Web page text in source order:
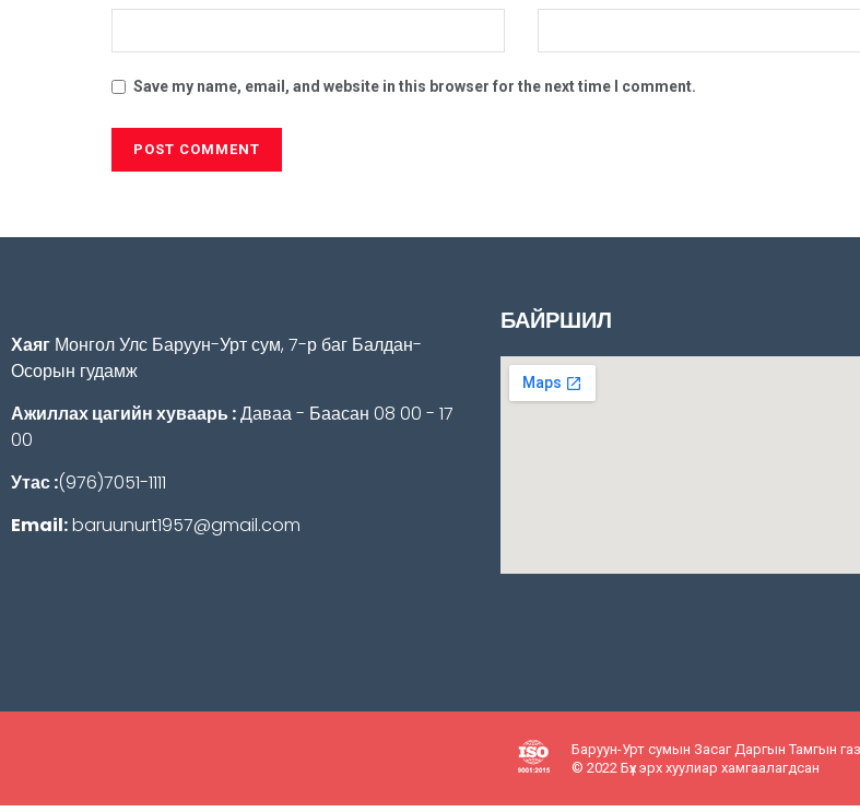
Save my name, email, and website in this browser for the next time I comment.
Хаяг Монгол Улс Баруун-Урт сум, 7-р баг Балдан-
Осорын гудамж
Ажиллах цагийн хуваарь :Даваа - Баасан 08 00 - 17
00
Утас :(976)7051-1111
Email:baruunurt1957@gmail.com
БАЙРШИЛ
Баруун-Урт сумын Засаг Даргын Тамгын
© 2022 Бүх эрх хуулиар хамгаалагдсан